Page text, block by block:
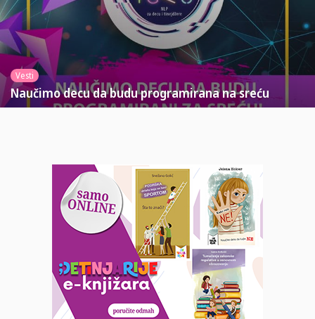
Vesti
Naučimo decu da budu programirana na sreću